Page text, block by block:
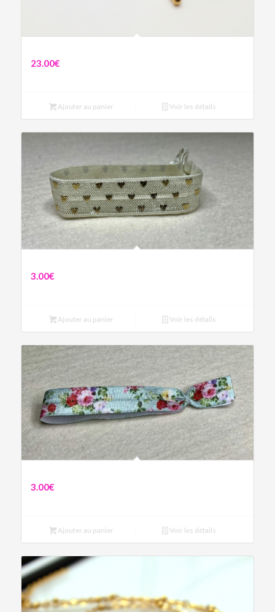
23.00€
Ajouter au panier Voir les détails
3.00€
Ajouter au panier Voir les détails
3.00€
Ajouter au panier Voir les détails